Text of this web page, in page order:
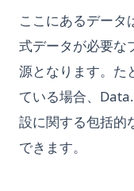
ここにあるデータ
式データが必要な
源となります。た
ている場合、
設に関する包括的
できます。